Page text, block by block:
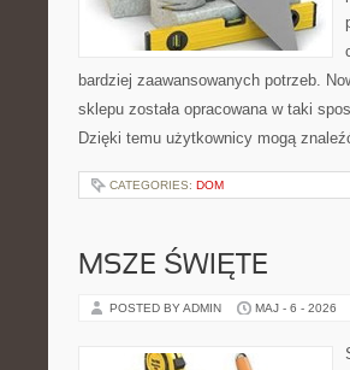
bardziej zaawansowanych potrzeb.
sklepu została opracowana w taki
Dzięki temu użytkownicy mogą
CATEGORIES: DOM
MSZE ŚWIĘTE
POSTED BY ADMIN MAJ - 6 - 2026